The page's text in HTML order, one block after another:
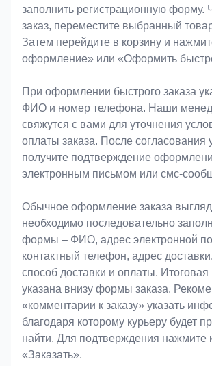
заполнить регистрационную форму.
заказ, переместите выбранный
Затем перейдите в корзину и
оформление» или «Оформить
При оформлении быстрого заказа
ФИО и номер телефона. Наши
свяжутся с вами для уточнения
оплаты заказа. После согласования
получите подтверждение
электронным письмом или смс-
Обычное оформление заказа
необходимо последовательно
формы – ФИО, адрес электронной
контактный телефон, адрес
способ доставки и оплаты. Итоговая
указана внизу формы заказа.
«комментарии к заказу» указать
благодаря которому курьеру будет
найти. Для подтверждения нажмите
«Заказать».